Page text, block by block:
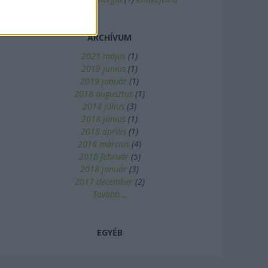
ARCHÍVUM
2021 május (1)
2019 június (1)
2019 január (1)
2018 augusztus (1)
2018 július (3)
2018 június (1)
2018 április (1)
2018 március (4)
2018 február (5)
2018 január (3)
2017 december (2)
Tovább...
EGYÉB